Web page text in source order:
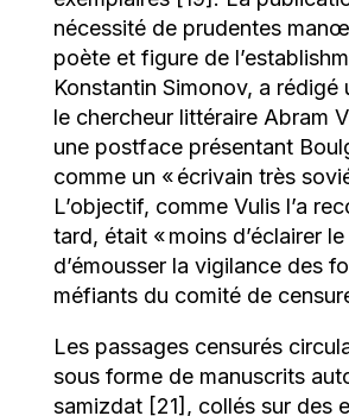
nécessité de prudentes
poète et figure de
Konstantin Simonov, a rédigé
le chercheur littéraire Abram
une postface présentant
comme un « écrivain très
L’objectif, comme Vulis l’a
tard, était « moins d’éclairer
d’émousser la vigilance des
méfiants du comité de
Les passages censurés
sous forme de manuscrits
samizdat [21], collés sur des